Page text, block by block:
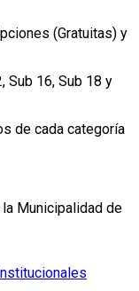
(Gratuitas) y
Sub 16, Sub 18 y
de cada categoría
Municipalidad de